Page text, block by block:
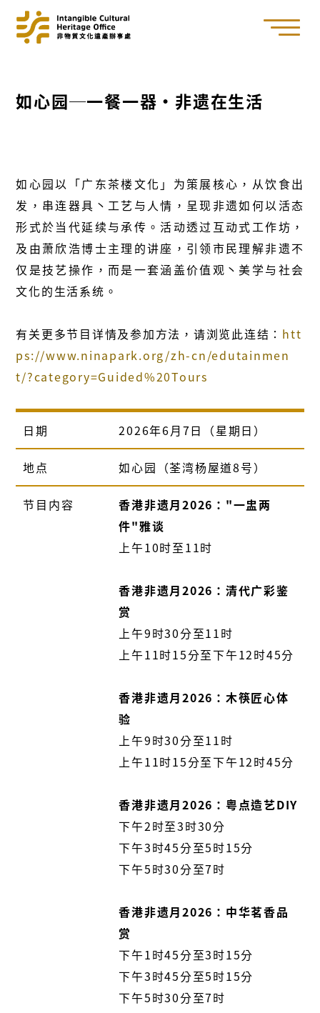
如心园─一餐一器・非遗在生活
如心园以「广东茶楼文化」为策展核心，从饮食出
发，串连器具丶工艺与人情，呈现非遗如何以活态
形式於当代延续与承传。活动透过互动式工作坊，
及由萧欣浩博士主理的讲座，引领市民理解非遗不
仅是技艺操作，而是一套涵盖价值观丶美学与社会
文化的生活系统。
有关更多节目详情及参加方法，请浏览此连结∶ htt
ps://www.ninapark.org/zh-cn/edutainmen
t/?category=Guided%20Tours
日期 2026年6月7日（星期日）
地点 如心园（荃湾杨屋道8号）
节目内容
香港非遗月2026："一盅两
件"雅谈
上午10时至11时
香港非遗月2026：清代广彩鉴
赏
上午9时30分至11时
上午11时15分至下午12时45分
香港非遗月2026：木筷匠心体
验​
上午9时30分至11时
上午11时15分至下午12时45分
香港非遗月2026：粤点造艺DIY
下午2时至3时30分
下午3时45分至5时15分
下午5时30分至7时
香港非遗月2026：中华茗香品
赏
下午1时45分至3时15分
下午3时45分至5时15分
下午5时30分至7时